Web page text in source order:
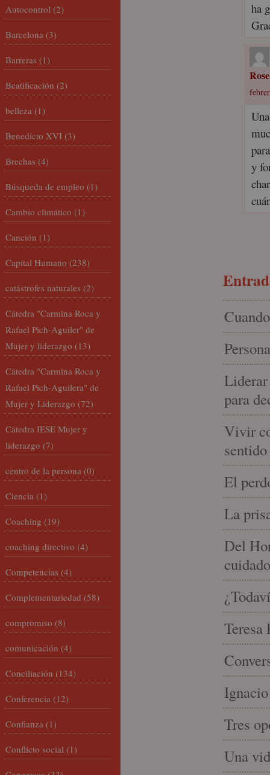
ha
y
para
Vivir
El
La
Del
cuidado
Teresa
Tres
Una
Autocontrol (2)
Barcelona (3)
Barreras (1)
Beatificación (2)
belleza (1)
Benedicto XVI (3)
Brechas (4)
Búsqueda de empleo (1)
Cambio climático (1)
Canción (1)
Capital Humano (238)
catástrofes naturales (2)
Cátedra "Carmina Roca y
Rafael Pich-Aguiler" de
Mujer y liderazgo (13)
Cátedra "Carmina Roca y
Rafael Pich-Aguilera" de
Mujer y Liderazgo (72)
Cátedra IESE Mujer y
liderazgo (7)
centro de la persona (0)
Ciencia (1)
Coaching (19)
coaching directivo (4)
Competencias (4)
Complementariedad (58)
compromiso (8)
comunicación (4)
Conciliación (134)
Conferencia (12)
Confianza (1)
Conflicto social (1)